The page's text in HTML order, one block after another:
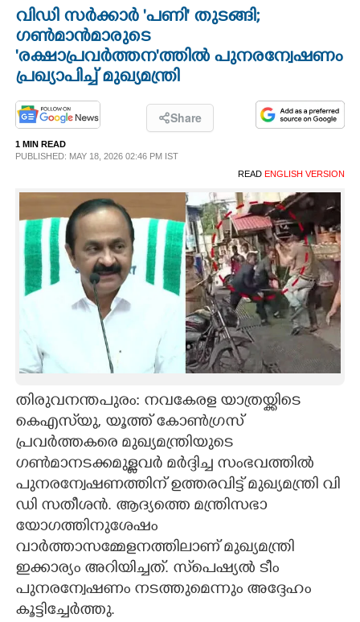
OPINION
PHOTOS
INFO+
ART
CARTOONS
LITERATURE
ZOOM
CONTACT US
വിഡി സർക്കാർ 'പണി' തുടങ്ങി;
ഗൺമാൻമാരുടെ
'രക്ഷാപ്രവർത്തന'ത്തിൽ പുനരന്വേഷണം
പ്രഖ്യാപിച്ച് മുഖ്യമന്ത്രി
Share
1 MIN READ
PUBLISHED: MAY 18, 2026 02:46 PM IST
READ ENGLISH VERSION
തിരുവനന്തപുരം: നവകേരള യാത്രയ്ക്കിടെ
കെഎസ്‌യു, യൂത്ത് കോൺഗ്രസ്
പ്രവർത്തകരെ മുഖ്യമന്ത്രിയുടെ
ഗൺമാനടക്കമുള്ളവർ മർദ്ദിച്ച സംഭവത്തിൽ
പുനരന്വേഷണത്തിന് ഉത്തരവിട്ട് മുഖ്യമന്ത്രി വി
ഡി സതീശൻ. ആദ്യത്തെ മന്ത്രിസഭാ
യോഗത്തിനുശേഷം
വാർത്താസമ്മേളനത്തിലാണ് മുഖ്യമന്ത്രി
ഇക്കാര്യം അറിയിച്ചത്. സ്‌പെഷ്യൽ ടീം
പുനരന്വേഷണം നടത്തുമെന്നും അദ്ദേഹം
കൂട്ടിച്ചേർത്തു.